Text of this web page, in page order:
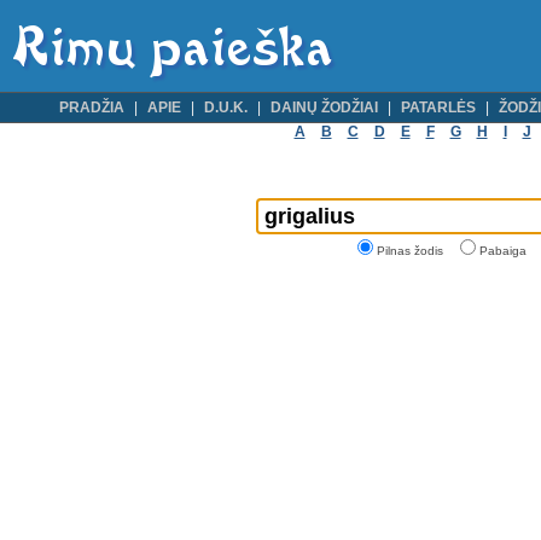
PRADŽIA APIE D.U.K. DAINŲ ŽODŽIAI PATARLĖS
A
B C D E F G H J
Pilnas žodis Pabaiga